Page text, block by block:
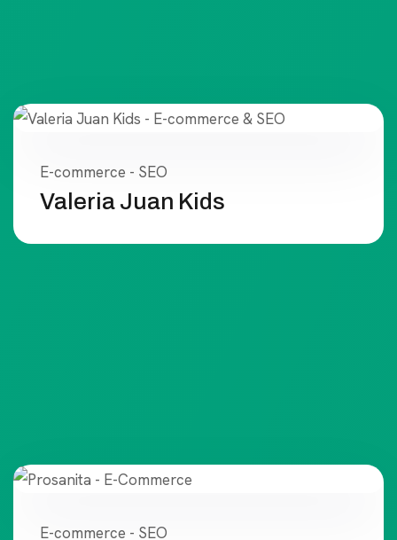
E-commerce - SEO
Valeria Juan Kids
E-commerce - SEO